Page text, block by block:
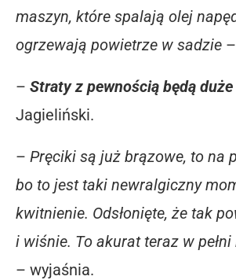
maszyn, które spalają olej
ogrzewają powietrze w sadzie
– Straty z pewnością będą duże
Jagieliński.
– Pręciki są już brązowe, to na
bo to jest taki newralgiczny
kwitnienie. Odsłonięte, że tak
i wiśnie. To akurat teraz w
– wyjaśnia.